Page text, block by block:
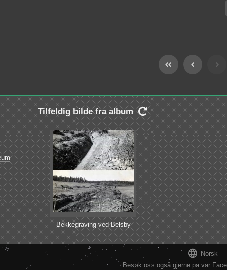
Tilfeldig bilde fra album 
Bekkegraving ved Belsby
 Norsk
Besøk oss også gjerne på vår